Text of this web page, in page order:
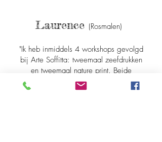
Laurence (Rosmalen)
"Ik heb inmiddels 4 workshops gevolgd
bij Arte Soffitta: tweemaal zeefdrukken
en tweemaal nature print. Beide
werkvormen zijn prima te doen voor
beginners, maar geven ook voldoende